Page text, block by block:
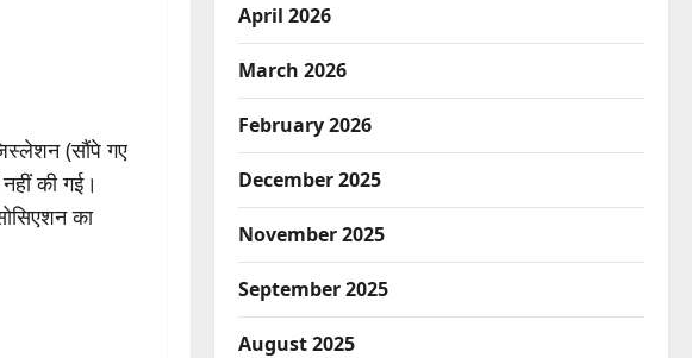
(सौंपे गए
की गई।
का
April 2026
March 2026
February 2026
December 2025
November 2025
September 2025
August 2025